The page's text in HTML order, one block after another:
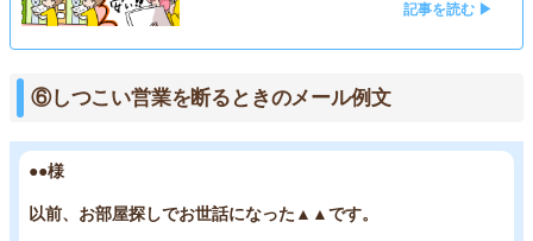
記事を読む ▶
⑥しつこい営業を断るときのメール例文
●●様
以前、お部屋探しでお世話になった▲▲です。